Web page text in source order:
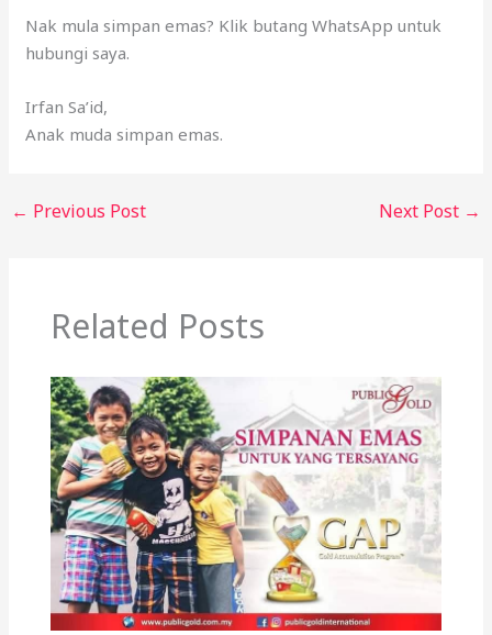
Nak mula simpan emas? Klik butang WhatsApp untuk
hubungi saya.
Irfan Sa’id,
Anak muda simpan emas.
← Previous Post Next Post →
Related Posts